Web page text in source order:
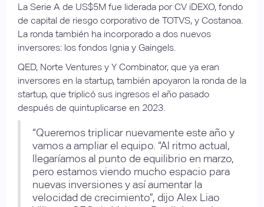
La Serie A de US$5M fue liderada por CV iDEXO, fondo
de capital de riesgo corporativo de TOTVS, y Costanoa.
La ronda también ha incorporado a dos nuevos
inversores: los fondos Ignia y Gaingels.
QED, Norte Ventures y Y Combinator, que ya eran
inversores en la startup, también apoyaron la ronda de la
startup, que triplicó sus ingresos el año pasado
después de quintuplicarse en 2023.
“Queremos triplicar nuevamente este año y
vamos a ampliar el equipo. “Al ritmo actual,
llegaríamos al punto de equilibrio en marzo,
pero estamos viendo mucho espacio para
nuevas inversiones y así aumentar la
velocidad de crecimiento”, dijo Alex Liao